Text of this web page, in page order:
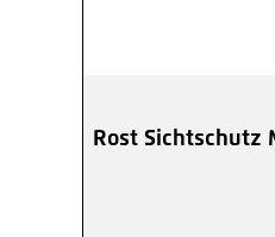
Rost Sichtschutz